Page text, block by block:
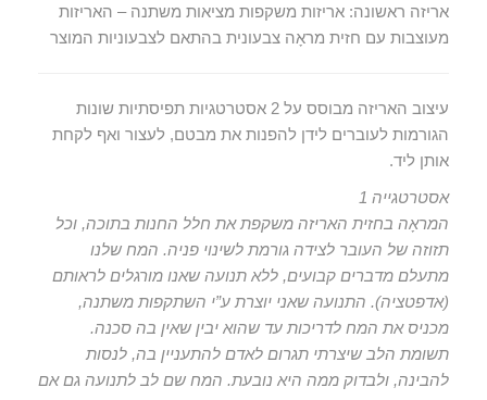
אריזה ראשונה: אריזות משקפות מציאות משתנה – האריזות
מעוצבות עם חזית מראָה צבעונית בהתאם לצבעוניות המוצר
עיצוב האריזה מבוסס על 2 אסטרטגיות תפיסתיות שונות
הגורמות לעוברים לידן להפנות את מבטם, לעצור ואף לקחת
אותן ליד.
אסטרטגייה 1
המראָה בחזית האריזה משקפת את חלל החנות בתוכה, וכל
תזוזה של העובר לצידה גורמת לשינוי פניה. המח שלנו
מתעלם מדברים קבועים, ללא תנועה שאנו מורגלים לראותם
(אדפטציה). התנועה שאני יוצרת ע”י השתקפות משתנה,
מכניס את המח לדריכות עד שהוא יבין שאין בה סכנה.
תשומת הלב שיצרתי תגרום לאדם להתעניין בה, לנסות
להבינה, ולבדוק ממה היא נובעת. המח שם לב לתנועה גם אם